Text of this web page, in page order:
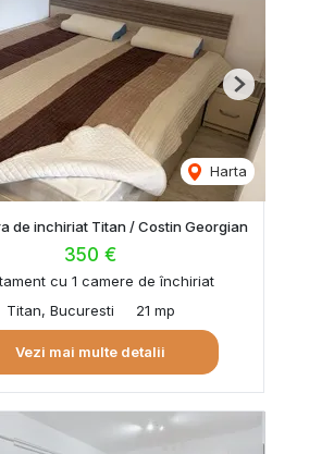
Harta
Next
de inchiriat Titan / Costin Georgian
350 €
cu 1 camere de închiriat
Titan, Bucuresti
21 mp
Vezi mai multe detalii